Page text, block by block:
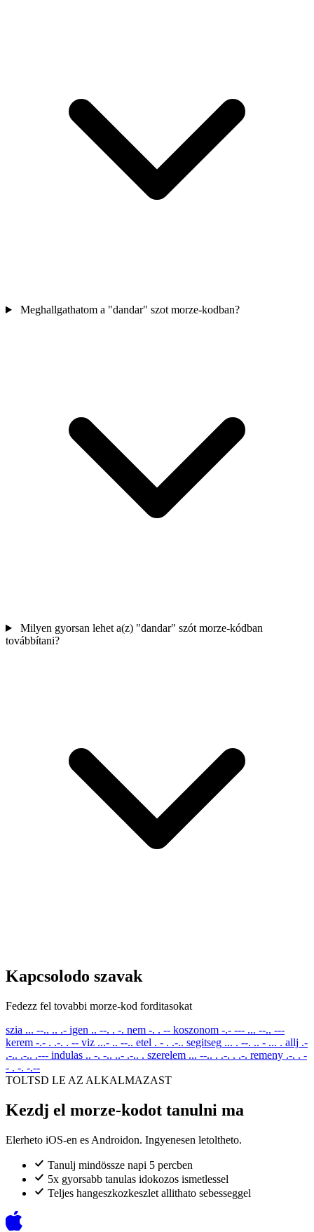
Meghallgathatom a "dandar" szot morze-kodban?
Milyen gyorsan lehet a(z) "dandar" szót morze-kódban
továbbítani?
Kapcsolodo szavak
Fedezz fel tovabbi morze-kod forditasokat
szia ... --.. .. .- igen .. --. . -. nem -. . -- koszonom -.- --- ... --.. ---
kerem -.- . .-. . -- viz ...- .. --.. etel . - . .-.. segitseg ... . --. .. - ... . allj .-
.-.. .-.. .--- indulas .. -. -.. ..- .-.. . szerelem ... --.. . .-. . .-. remeny .-. . -
- . -. -.--
TOLTSD LE AZ ALKALMAZAST
Kezdj el morze-kodot tanulni ma
Elerheto iOS-en es Androidon. Ingyenesen letoltheto.
Tanulj mindössze napi 5 percben
5x gyorsabb tanulas idokozos ismetlessel
Teljes hangeszkozkeszlet allithato sebesseggel